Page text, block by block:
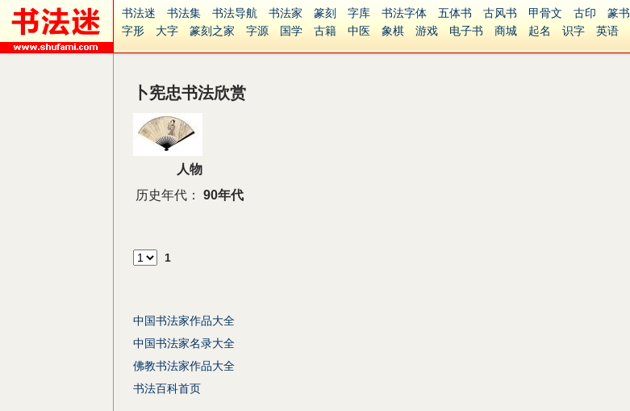
书法迷 书法集 书法导航 书法家 篆刻 字库 书法字体 五体书 古风书 甲骨文 古印 篆书
字形
大字 篆刻之家 字源 国学 古籍 中医 象棋 游戏 电子书 商城 起名 识字 英语
卜宪忠书法欣赏
人物
历史年代：
90年代
1
中国书法家作品大全
中国书法家名录大全
佛教书法家作品大全
书法百科首页